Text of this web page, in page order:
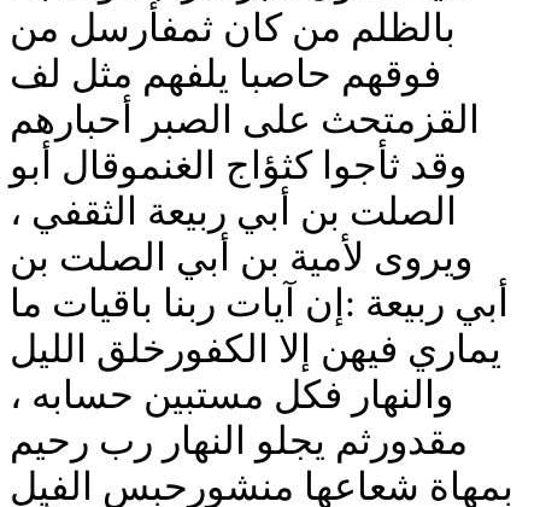
بالظلم من كان ثمفأرسل من
فوقهم حاصبا يلفهم مثل لف
القزمتحث على الصبر أحبارهم
وقد ثأجوا كثؤاج الغنموقال أبو
الصلت بن أبي ربيعة الثقفي ،
ويروى لأمية بن أبي الصلت بن
أبي ربيعة :إن آيات ربنا باقيات ما
يماري فيهن إلا الكفورخلق الليل
والنهار فكل مستبين حسابه ،
مقدورثم يجلو النهار رب رحيم
بمهاة شعاعها منشورحبس الفيل